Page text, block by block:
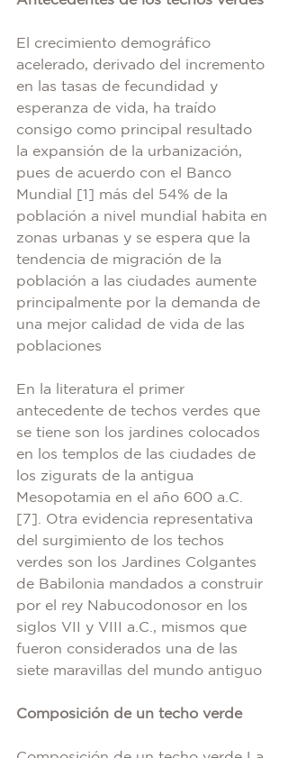
El crecimiento demográfico
acelerado, derivado del incremento
en las tasas de fecundidad y
esperanza de vida, ha traído
consigo como principal resultado
la expansión de la urbanización,
pues de acuerdo con el Banco
Mundial [1] más del 54% de la
población a nivel mundial habita en
zonas urbanas y se espera que la
tendencia de migración de la
población a las ciudades aumente
principalmente por la demanda de
una mejor calidad de vida de las
poblaciones
En la literatura el primer
antecedente de techos verdes que
se tiene son los jardines colocados
en los templos de las ciudades de
los zigurats de la antigua
Mesopotamia en el año 600 a.C.
[7]. Otra evidencia representativa
del surgimiento de los techos
verdes son los Jardines Colgantes
de Babilonia mandados a construir
por el rey Nabucodonosor en los
siglos VII y VIII a.C., mismos que
fueron considerados una de las
siete maravillas del mundo antiguo
Composición de un techo verde